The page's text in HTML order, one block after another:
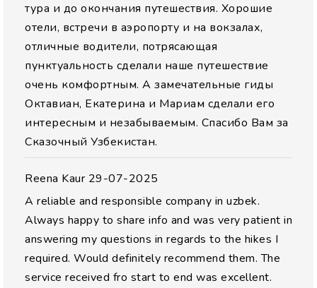
тура и до окончания путешествия. Хорошие
отели, встречи в аэропорту и на вокзалах,
отличные водители, потрясающая
пунктуальность сделали наше путешествие
очень комфортным. А замечательные гиды
Октавиан, Екатерина и Мариам сделали его
интересным и незабываемым. Спасибо Вам за
Сказочный Узбекистан.
Reena Kaur 29-07-2025
A reliable and responsible company in uzbek.
Always happy to share info and was very patient in
answering my questions in regards to the hikes I
required. Would definitely recommend them. The
service received fro start to end was excellent.